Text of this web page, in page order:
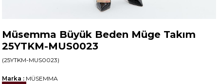
Müsemma Büyük Beden Müge Takım
25YTKM-MUS0023
(25YTKM-MUS0023)
Marka : MÜSEMMA